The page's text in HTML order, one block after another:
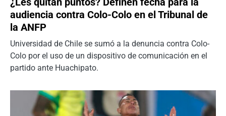
audiencia contra Colo-Colo en el Tribunal de
la ANFP
Universidad de Chile se sumó a la denuncia contra Colo-
Colo por el uso de un dispositivo de comunicación en el
partido ante Huachipato.